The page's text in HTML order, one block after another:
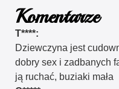
Komentarze
T****:
Dziewczyna jest
dobry sex i zadbanych
ją ruchać, buziaki mała